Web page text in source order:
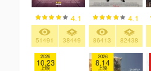
4.1
51491 38449
4.1
86413 82438
2026
10.23
上映
2026
8.14
上映